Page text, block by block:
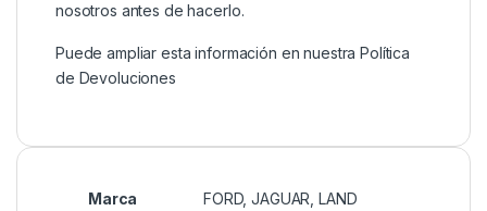
nosotros antes de hacerlo.
Puede ampliar esta información en nuestraPolítica
de Devoluciones
Marca FORD,JAGUAR ,LAND